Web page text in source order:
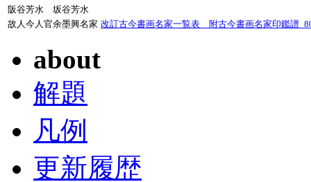
阪谷芳水 坂谷芳水
故人今人官余墨興名家 改訂古今書画名家一覧表 附古今書画名家印鑑譜
about
解題
凡例
更新履歴